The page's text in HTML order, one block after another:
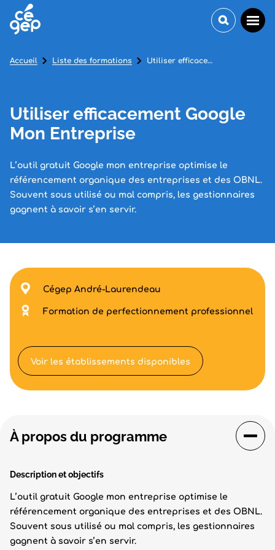
Utiliser efficacement Google
Mon Entreprise
L’outil gratuit Google mon entreprise optimise le
référencement organique des entreprises et des OBNL.
Souvent sous utilisé ou mal compris, les gestionnaires
gagnent à savoir s’en servir.
Accueil Liste des formations Utiliser efficacement Google Mon Entreprise
À propos du programme
Description et objectifs
L’outil gratuit Google mon entreprise optimise le
référencement organique des entreprises et des OBNL.
Souvent sous utilisé ou mal compris, les gestionnaires
gagnent à savoir s’en servir.
Cégep André-Laurendeau
Formation de perfectionnement professionnel
Voir les établissements disponibles